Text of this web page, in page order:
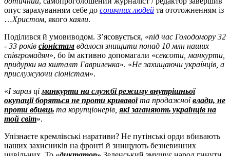
опус зарахуванням себе до сонячних людей та ототожненням із
…Христом, якого каяли.
Поділився й умовиводом. З’ясовується, «під час Голодомору 32
- 33 років сіоністам вдалося знищити понад 10 млн наших
співгромадян», бо їм активно допомагали «сексоти, манкурти,
придурки на кшталт Гавриленка». «Не захищаючи українців, а
прислужуючи сіоністам».
«І зараз ціманкурти на службі режиму внутрішньої
окупації боряться не проти кривавоїта продажноївлади, не
проти вбивць та корупціонерів, які заганяють українців на
той світ».
Упізнаєте кремлівські наративи? Не путінські орди вбивають
наших захисників на фронті й знищують безневинних